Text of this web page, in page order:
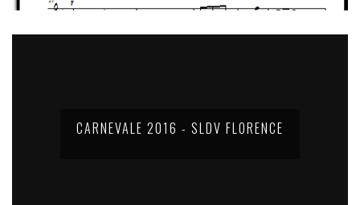
CARNEVALE 2016 - SLDV FLORENCE